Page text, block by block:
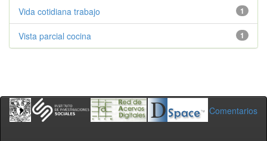
1
Vida cotidiana trabajo
1
Vista parcial cocina
Comentarios